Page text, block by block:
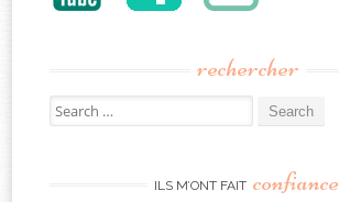
rechercher
Search
for:
ILS M’ONT FAIT confiance